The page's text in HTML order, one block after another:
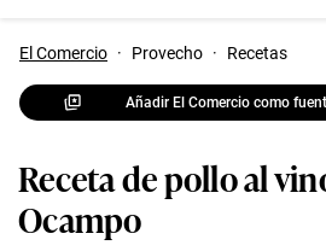
El Comercio · Provecho · Recetas
Añadir El Comercio como
Receta de pollo al
Ocampo